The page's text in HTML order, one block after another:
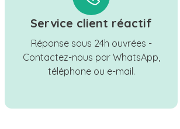
Service client réactif
Réponse sous 24h ouvrées -
Contactez-nous par WhatsApp,
téléphone ou e-mail.